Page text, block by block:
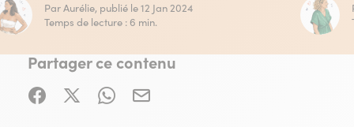
Par Aurélie, publié le 12 Jan 2024
Temps de lecture : 6 min.
Partager ce contenu
Partager sur Facebook (nouvelle fenêtre)
Partager sur X / Twitter (nouvelle fenêtre)
Partager sur WhatsApp
Partager par mail